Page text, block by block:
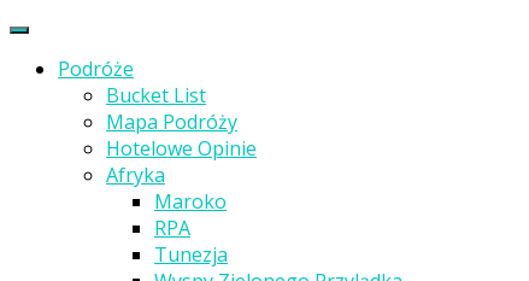
Podróże
Bucket List
Mapa Podróży
Hotelowe Opinie
Afryka
Maroko
RPA
Tunezja